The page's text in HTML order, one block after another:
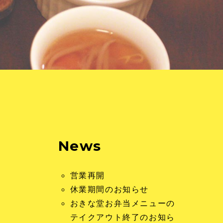
News
営業再開
休業期間のお知らせ
おきな堂お弁当メニューの
テイクアウト終了のお知ら